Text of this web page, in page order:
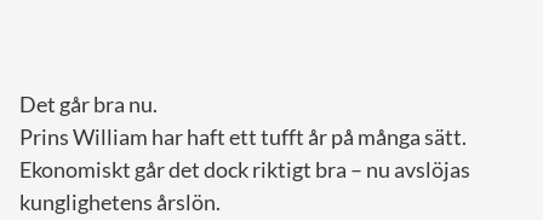
Det går bra nu.
Prins William har haft ett tufft år på många sätt.
Ekonomiskt går det dock riktigt bra – nu avslöjas
kunglighetens årslön.